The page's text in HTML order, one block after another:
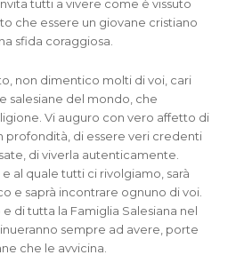
tutti a vivere come è vissuto
che essere un giovane cristiano
sfida coraggiosa.
non dimentico molti di voi, cari
salesiane del mondo, che
Vi auguro con vero affetto di
profondità, di essere veri credenti
di viverla autenticamente.
e al quale tutti ci rivolgiamo, sarà
e saprà incontrare ognuno di voi.
di tutta la Famiglia Salesiana nel
sempre ad avere, porte
che le avvicina.